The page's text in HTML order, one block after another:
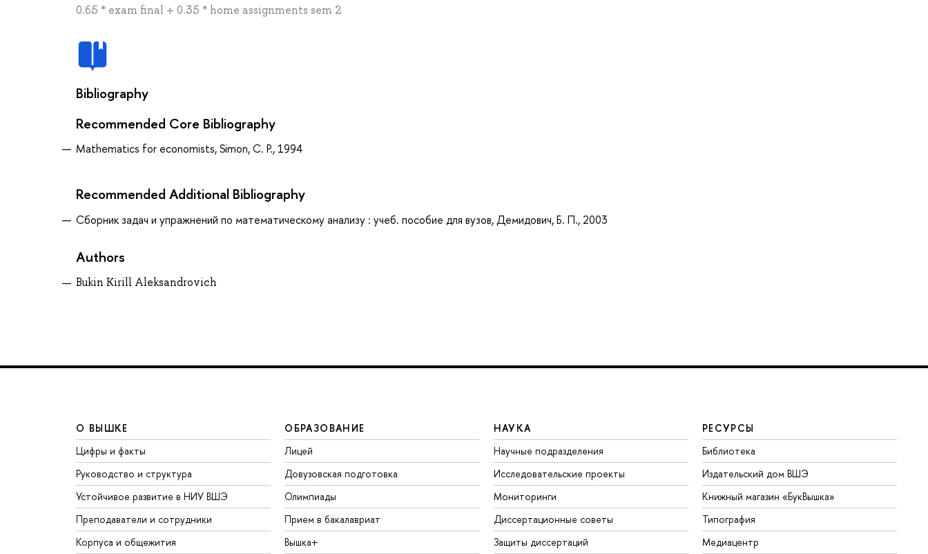
0.65 * exam final + 0.35 * home assignments sem 2
Bibliography
Recommended Core Bibliography
Mathematics for economists, Simon, C. P., 1994
Recommended Additional Bibliography
Сборник задач и упражнений по математическому анализу : учеб. пособие для вузов, Демидович, Б. П., 2003
Authors
Bukin Kirill Aleksandrovich
О ВЫШКЕ
Цифры и факты
Руководство и структура
Устойчивое развитие в НИУ ВШЭ
Преподаватели и сотрудники
Корпуса и общежития
ОБРАЗОВАНИЕ
Лицей
Довузовская подготовка
Олимпиады
Прием в бакалавриат
Вышка+
НАУКА
Научные подразделения
Исследовательские проекты
Мониторинги
Диссертационные советы
Защиты диссертаций
РЕСУРСЫ
Библиотека
Издательский дом ВШЭ
Книжный магазин «БукВышка»
Типография
Медиацентр